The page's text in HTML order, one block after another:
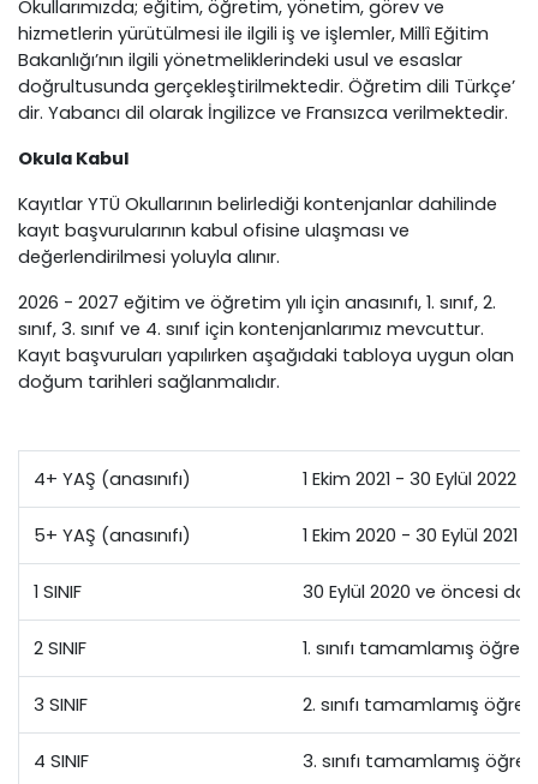
Okullarımızda; eğitim, öğretim, yönetim, görev ve
hizmetlerin yürütülmesi ile ilgili iş ve işlemler, Millî Eğitim
Bakanlığı’nın ilgili yönetmeliklerindeki usul ve esaslar
doğrultusunda gerçekleştirilmektedir. Öğretim dili Türkçe’
dir. Yabancı dil olarak İngilizce ve Fransızca verilmektedir.
Okula Kabul
Kayıtlar YTÜ Okullarının belirlediği kontenjanlar dahilinde
kayıt başvurularının kabul ofisine ulaşması ve
değerlendirilmesi yoluyla alınır.
2026 - 2027 eğitim ve öğretim yılı için anasınıfı, 1. sınıf, 2.
sınıf, 3. sınıf ve 4. sınıf için kontenjanlarımız mevcuttur.
Kayıt başvuruları yapılırken aşağıdaki tabloya uygun olan
doğum tarihleri sağlanmalıdır.
4+ YAŞ (anasınıfı) 1 Ekim 2021 - 30 Eylül 2022
5+ YAŞ (anasınıfı) 1 Ekim 2020 - 30 Eylül 2021
1 SINIF 30 Eylül 2020 ve öncesi
2 SINIF 1. sınıfı tamamlamış
3 SINIF 2. sınıfı tamamlamış
4 SINIF 3. sınıfı tamamlamış